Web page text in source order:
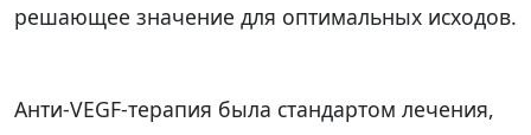
решающее значение для оптимальных исходов.
Анти-VEGF-терапия была стандартом лечения,